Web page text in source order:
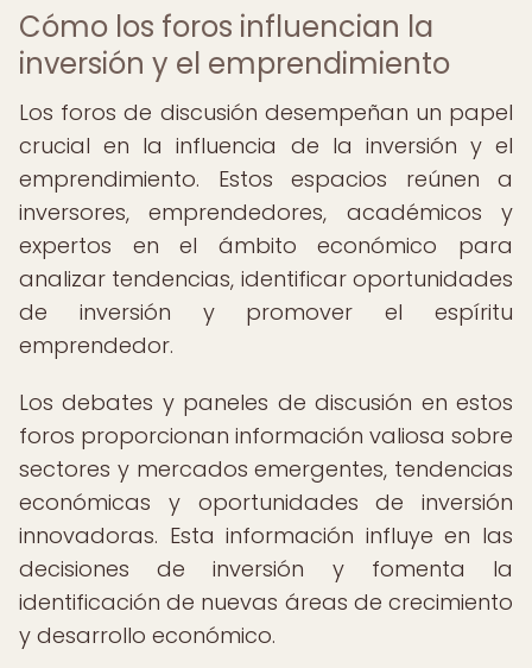
Cómo los foros influencian la
inversión y el emprendimiento
Los foros de discusión desempeñan un papel
crucial en la influencia de la inversión y el
emprendimiento. Estos espacios reúnen a
inversores, emprendedores, académicos y
expertos en el ámbito económico para
analizar tendencias, identificar oportunidades
de inversión y promover el espíritu
emprendedor.
Los debates y paneles de discusión en estos
foros proporcionan información valiosa sobre
sectores y mercados emergentes, tendencias
económicas y oportunidades de inversión
innovadoras. Esta información influye en las
decisiones de inversión y fomenta la
identificación de nuevas áreas de crecimiento
y desarrollo económico.